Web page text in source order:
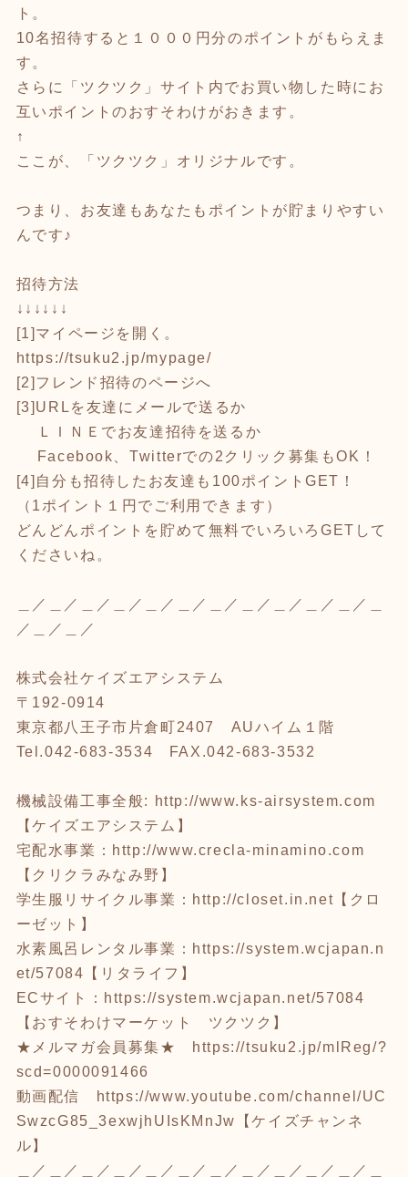
ト。
10名招待すると１０００円分のポイントがもらえま
す。
さらに「ツクツク」サイト内でお買い物した時にお
互いポイントのおすそわけがおきます。
↑
ここが、「ツクツク」オリジナルです。
つまり、お友達もあなたもポイントが貯まりやすい
んです♪
招待方法
↓↓↓↓↓↓
[1]マイページを開く。
https://tsuku2.jp/mypage/
[2]フレンド招待のページへ
[3]URLを友達にメールで送るか
ＬＩＮＥでお友達招待を送るか
Facebook、Twitterでの2クリック募集もOK！
[4]自分も招待したお友達も100ポイントGET！
（1ポイント１円でご利用できます）
どんどんポイントを貯めて無料でいろいろGETして
くださいね。
＿／＿／＿／＿／＿／＿／＿／＿／＿／＿／＿／＿
／＿／＿／
株式会社ケイズエアシステム
〒192-0914
東京都八王子市片倉町2407 AUハイム１階
Tel.042-683-3534 FAX.042-683-3532
機械設備工事全般:
http://www.ks-airsystem.com
【ケイズエアシステム】
宅配水事業： http://www.crecla-minamino.com
【クリクラみなみ野】
学生服リサイクル事業： http://closet.in.net 【クロ
ーゼット】
水素風呂レンタル事業： https://system.wcjapan.n
et/57084 【リタライフ】
ECサイト： https://system.wcjapan.net/57084
【おすそわけマーケット ツクツク】
★メルマガ会員募集★
https://tsuku2.jp/mlReg/?
scd=0000091466
動画配信
https://www.youtube.com/channel/UC
SwzcG85_3exwjhUIsKMnJw
【ケイズチャンネ
ル】
＿／＿／＿／＿／＿／＿／＿／＿／＿／＿／＿／＿